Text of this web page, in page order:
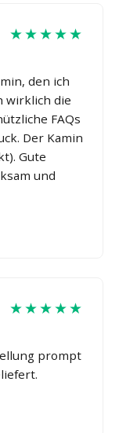
★★★★★
den ich
wirklich die
FAQs
Der Kamin
Gute
und
★★★★★
prompt